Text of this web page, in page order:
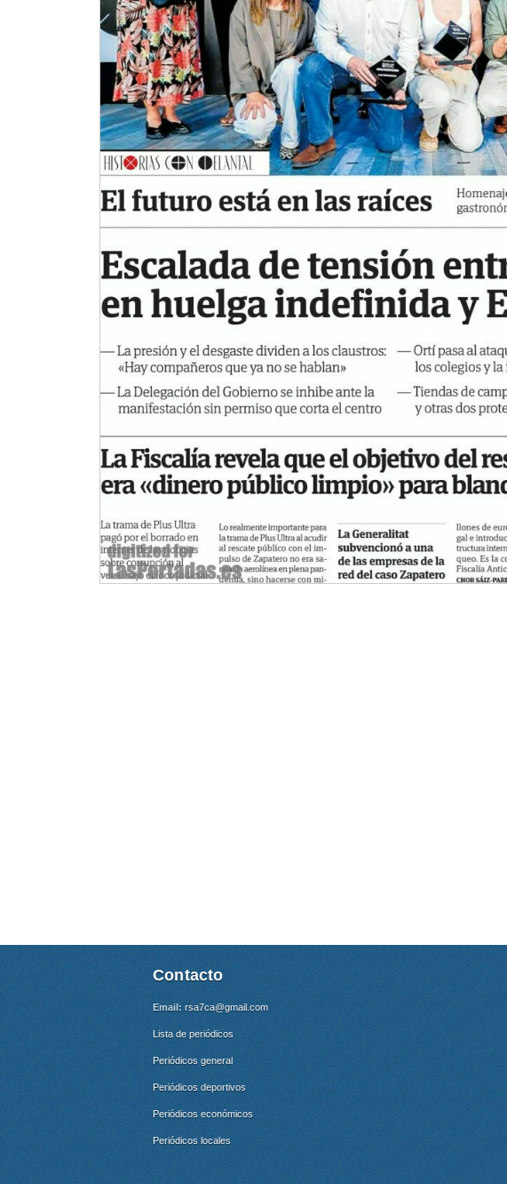
Contacto
Email: rsa7ca@gmail.com
Lista de periódicos
Periódicos general
Periódicos deportivos
Periódicos económicos
Periódicos locales